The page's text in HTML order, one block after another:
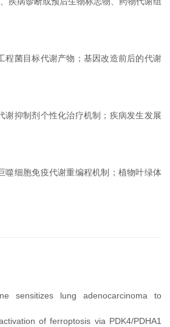
程菌目标代谢产物；基因改造前后的代谢
谢抑制剂个性化治疗机制；疾病发生发展
噬细胞免疫代谢重编程机制；植物叶绿体
sensitizes lung adenocarcinoma to
of ferroptosis via PDK4/PDHA1